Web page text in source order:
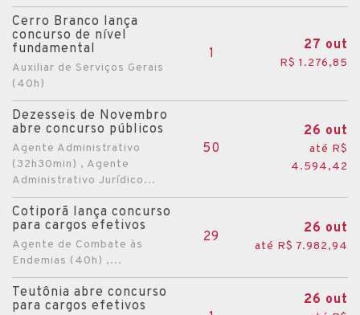
Araricá
Aratiba
Arroio do Padre
Arroio do Tigre
Arroio dos Ratos
Arroio Grande
Augusto Pestana
Bagé
Balneário Pinhal
Barão de Cotegipe
Barão do Triunfo
Cerro Branco lança
concurso de nível
fundamental
Auxiliar de Serviços Gerais
(40h)
1
27 out
R$ 1.276,85
Dezesseis de Novembro
abre concurso públicos
Agente Administrativo
(32h30min) , Agente
Administrativo Jurídico...
50
26 out
até R$
4.594,42
Cotiporã lança concurso
para cargos efetivos
Agente de Combate às
Endemias (40h) ,...
29
26 out
até R$ 7.982,94
Teutônia abre concurso
para cargos efetivos
26 out